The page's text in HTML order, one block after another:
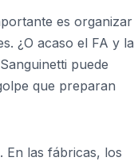
es organizar
¿O acaso el FA y la
puede
que preparan
En las fábricas, los